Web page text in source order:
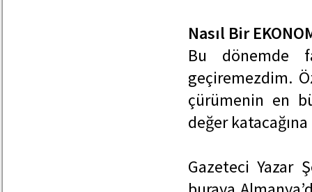
Nasıl Bir
Bu dönemde
geçiremezdim.
çürümenin en
değer
Gazeteci Yazar